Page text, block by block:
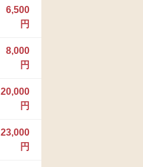
6,500
円
8,000
円
20,000
円
23,000
円